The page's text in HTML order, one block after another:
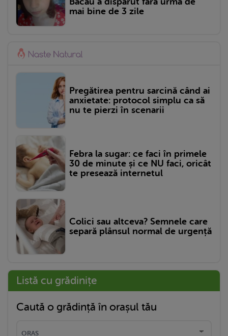
mai bine de 3 zile
Pregătirea pentru sarcină când ai
anxietate: protocol simplu ca să
nu te pierzi în scenarii
Febra la sugar: ce faci în primele
30 de minute și ce NU faci, oricât
te presează internetul
Colici sau altceva? Semnele care
separă plânsul normal de urgență
Listă cu grădinițe
Caută o grădință în orașul tău